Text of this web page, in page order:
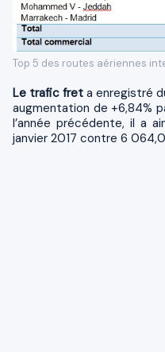
Top 5 des routes aériennes
Le trafic fret a enregistré
augmentation de +6,84%
l’année précédente, il a
janvier 2017 contre 6